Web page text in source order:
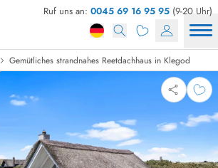
Ruf uns an: 0045 69 16 95 95 (9-20 Uhr)
Gemütliches strandnahes Reetdachhaus in Klegod